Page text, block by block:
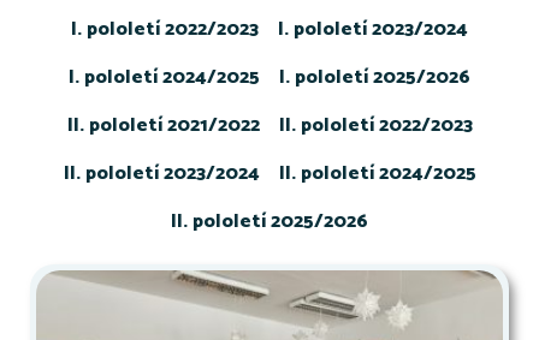
I. pololetí 2022/2023
I. pololetí 2023/2024
I. pololetí 2024/2025
I. pololetí 2025/2026
II. pololetí 2021/2022
II. pololetí 2022/2023
II. pololetí 2023/2024
II. pololetí 2024/2025
II. pololetí 2025/2026